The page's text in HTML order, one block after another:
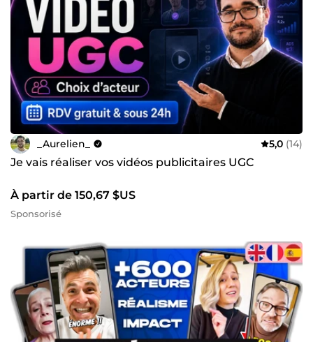
_Aurelien_ 5,0 (14)
Je vais réaliser vos vidéos publicitaires UGC
À partir de 150,67 $US
Sponsorisé